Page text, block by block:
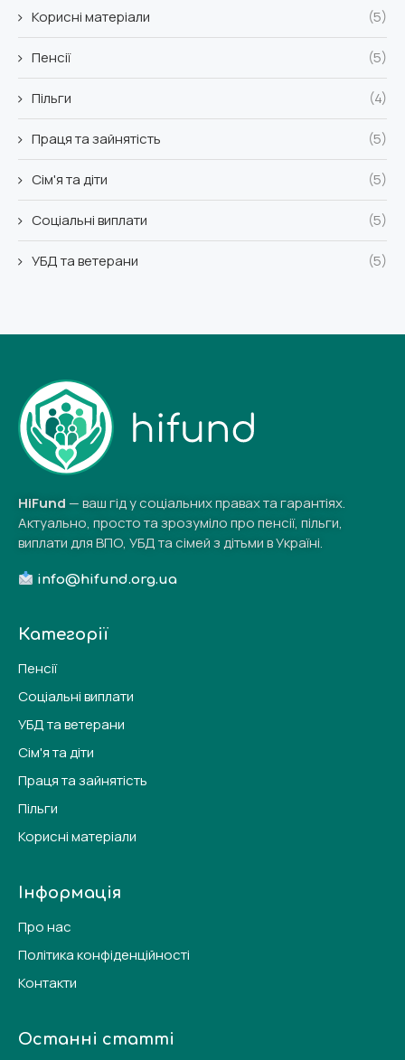
Корисні матеріали (5)
Пенсії (5)
Пільги (4)
Праця та зайнятість (5)
Сім'я та діти (5)
Соціальні виплати (5)
УБД та ветерани (5)
HiFund — ваш гід у соціальних правах та гарантіях.
Актуально, просто та зрозуміло про пенсії, пільги,
виплати для ВПО, УБД та сімей з дітьми в Україні.
info@hifund.org.ua
Категорії
Пенсії
Соціальні виплати
УБД та ветерани
Сім'я та діти
Праця та зайнятість
Пільги
Корисні матеріали
Інформація
Про нас
Політика конфіденційності
Контакти
Останні статті